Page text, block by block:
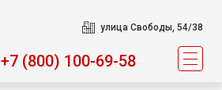
улица Свободы, 54/38
+7 (800) 100-69-58